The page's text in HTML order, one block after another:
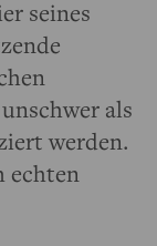
seines
als
werden.
echten